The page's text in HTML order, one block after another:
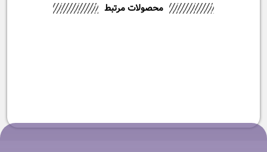
محصولات مرتبط